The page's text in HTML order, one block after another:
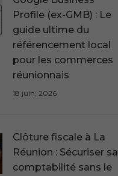
Profile (ex-GMB) : Le
guide ultime du
référencement local
pour les commerces
réunionnais
18 juin, 2026
Clôture fiscale à La
Réunion : Sécuriser sa
comptabilité sans le